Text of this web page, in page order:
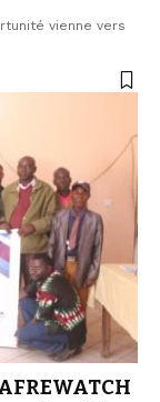
vienne vers